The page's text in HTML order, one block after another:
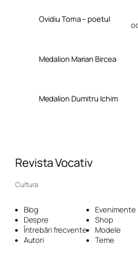
Ovidiu Toma – poetul
Medalion Marian Bircea
Medalion Dumitru Ichim
Revista Vocativ
Cultura
Blog
Despre
Întrebări frecvente
Autori
Evenimente
Shop
Modele
Teme